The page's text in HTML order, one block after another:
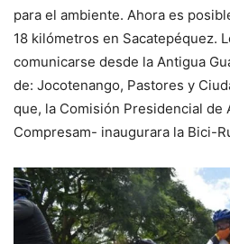
para el ambiente. Ahora es
18 kilómetros en Sacatepéquez.
comunicarse desde la Antigua
de: Jocotenango, Pastores y
que, la Comisión Presidencial de
Compresam- inaugurara la Bici-